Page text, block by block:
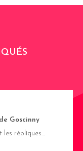
Goscinny
les répliques…